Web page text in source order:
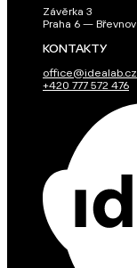
Závěrka 3
Praha 6 — Břevnov
KONTAKTY
office@idealab.cz
+420 777 572 476